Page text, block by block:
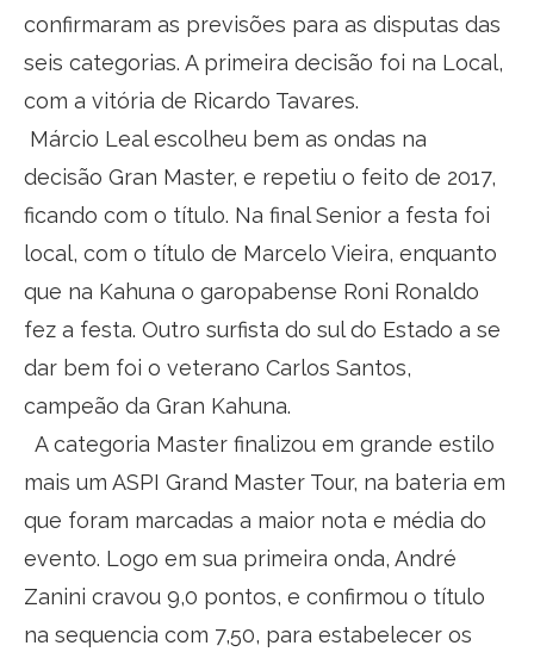
confirmaram as previsões para as disputas das
seis categorias. A primeira decisão foi na Local,
com a vitória de Ricardo Tavares.
Márcio Leal escolheu bem as ondas na
decisão Gran Master, e repetiu o feito de 2017,
ficando com o título. Na final Senior a festa foi
local, com o título de Marcelo Vieira, enquanto
que na Kahuna o garopabense Roni Ronaldo
fez a festa. Outro surfista do sul do Estado a se
dar bem foi o veterano Carlos Santos,
campeão da Gran Kahuna.
A categoria Master finalizou em grande estilo
mais um ASPI Grand Master Tour, na bateria em
que foram marcadas a maior nota e média do
evento. Logo em sua primeira onda, André
Zanini cravou 9,0 pontos, e confirmou o título
na sequencia com 7,50, para estabelecer os